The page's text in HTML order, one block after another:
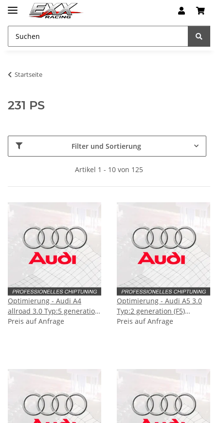
Startseite
231 PS
Filter und Sortierung
Artikel 1 - 10 von 125
Optimierung - Audi A4
allroad 3.0 Typ:5 generation
(B9) [Facelift] 231PS
Preis auf Anfrage
Optimierung - Audi A5 3.0
Typ:2 generation (F5)
[Facelift] 231PS
Preis auf Anfrage